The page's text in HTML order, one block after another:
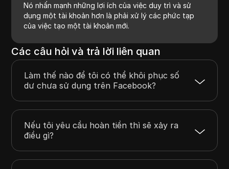
Nó nhấn mạnh những lợi ích của việc duy trì và sử
dụng một tài khoản hơn là phải xử lý các phức tạp
của việc tạo một tài khoản mới.
Các câu hỏi và trả lời liên quan
Làm thế nào để tôi có thể khôi phục số
dư chưa sử dụng trên Facebook?
Nếu tôi yêu cầu hoàn tiền thì sẽ xảy ra
điều gì?